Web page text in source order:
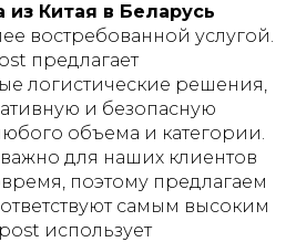
из Китая в Беларусь
востребованной услугой.
предлагает
логистические решения,
и безопасную
объема и категории.
для наших клиентов
поэтому предлагаем
самым высоким
использует